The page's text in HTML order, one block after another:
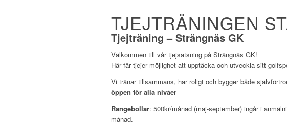
TJEJTRÄNINGEN
Tjejträning – Strängnäs GK
Välkommen till vår tjejsatsning på Strängnäs GK!
Här får tjejer möjlighet att upptäcka och utveckla sitt
Vi tränar tillsammans, har roligt och bygger både
öppen för alla nivåer
Rangebollar: 500kr/månad (maj-september) ingår i
månad.